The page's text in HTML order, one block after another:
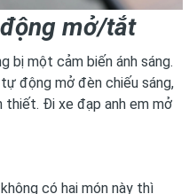
mở/tắt
bị một cảm biến ánh sáng.
động mở đèn chiếu sáng,
thiết. Đi xe đạp anh em mở
có hai món này thì